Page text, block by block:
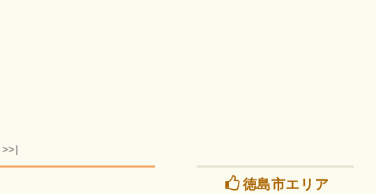
>>|
徳島市エリア